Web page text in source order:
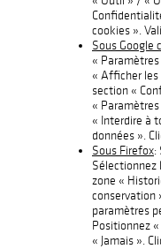
cookies ».
Sous Google
«
« Afficher les
section «
«
« Interdire à
données ».
Sous Firefox:
Sélectionnez
zone «
conservation
paramètres
Positionnez
« Jamais ».